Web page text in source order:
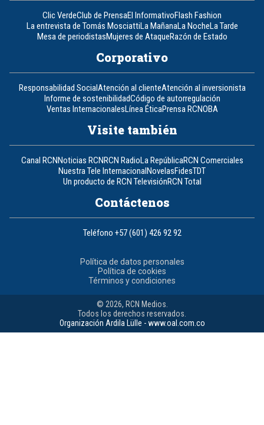
Clic VerdeClub de PrensaEl InformativoFlash Fashion
La entrevista de Tomás MosciattiLa MañanaLa NocheLa Tarde
Mesa de periodistasMujeres de AtaqueRazón de Estado
Corporativo
Responsabilidad SocialAtención al clienteAtención al inversionista
Informe de sostenibilidadCódigo de autorregulación
Ventas InternacionalesLínea ÉticaPrensa RCNOBA
Visite también
Canal RCNNoticias RCNRCN RadioLa RepúblicaRCN Comerciales
Nuestra Tele InternacionalNovelasFidesTDT
Un producto de RCN TelevisiónRCN Total
Contáctenos
Teléfono +57 (601) 426 92 92
Política de datos personales
Política de cookies
Términos y condiciones
© 2026, RCN Medios.
Todos los derechos reservados.
Organización Ardila Lülle - www.oal.com.co